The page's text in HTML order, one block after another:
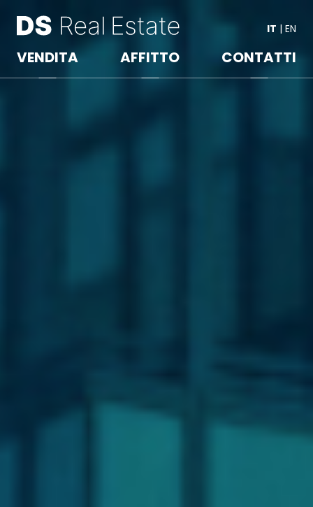
VENDITA AFFITTO CONTATTI
IT | EN